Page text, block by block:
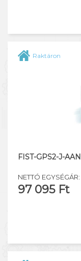
Raktáron
FIST-GPS2-J-AAN
NETTÓ EGYSÉGÁR:
97 095 Ft